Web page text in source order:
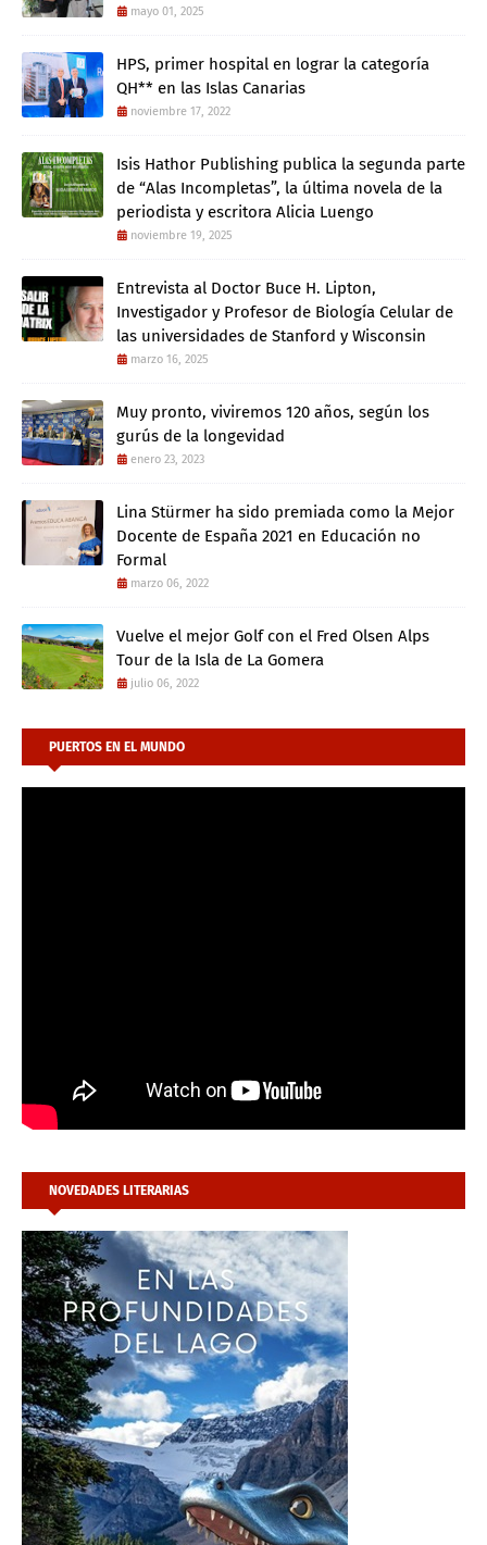
mayo 01, 2025
HPS, primer hospital en lograr la categoría
QH** en las Islas Canarias
noviembre 17, 2022
Isis Hathor Publishing publica la segunda parte
de “Alas Incompletas”, la última novela de la
periodista y escritora Alicia Luengo
noviembre 19, 2025
Entrevista al Doctor Buce H. Lipton,
Investigador y Profesor de Biología Celular de
las universidades de Stanford y Wisconsin
marzo 16, 2025
Muy pronto, viviremos 120 años, según los
gurús de la longevidad
enero 23, 2023
Lina Stürmer ha sido premiada como la Mejor
Docente de España 2021 en Educación no
Formal
marzo 06, 2022
Vuelve el mejor Golf con el Fred Olsen Alps
Tour de la Isla de La Gomera
julio 06, 2022
PUERTOS EN EL MUNDO
NOVEDADES LITERARIAS